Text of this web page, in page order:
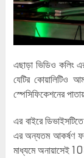
এছাড়া ভিডিও কলিং
যেটির কোয়ালিটিও
স্পেসিফিকেশনের
এর বাইরে
এর অন্যতম আকর্ষণ
মাধ্যমে অনায়াসেই